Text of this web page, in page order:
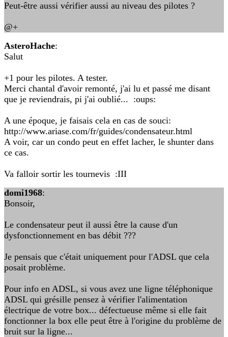
Peut-être aussi vérifier aussi au niveau des pilotes ?
@+
AsteroHache:
Salut
+1 pour les pilotes. A tester.
Merci chantal d'avoir remonté, j'ai lu et passé me disant
que je reviendrais, pi j'ai oublié... :oups:
A une époque, je faisais cela en cas de souci:
http://www.ariase.com/fr/guides/condensateur.html
A voir, car un condo peut en effet lacher, le shunter dans
ce cas.
Va falloir sortir les tournevis :III
domi1968:
Bonsoir,
Le condensateur peut il aussi être la cause d'un
dysfonctionnement en bas débit ???
Je pensais que c'était uniquement pour l'ADSL que cela
posait problème.
Pour info en ADSL, si vous avez une ligne téléphonique
ADSL qui grésille pensez à vérifier l'alimentation
électrique de votre box... défectueuse même si elle fait
fonctionner la box elle peut être à l'origine du problème de
bruit sur la ligne...